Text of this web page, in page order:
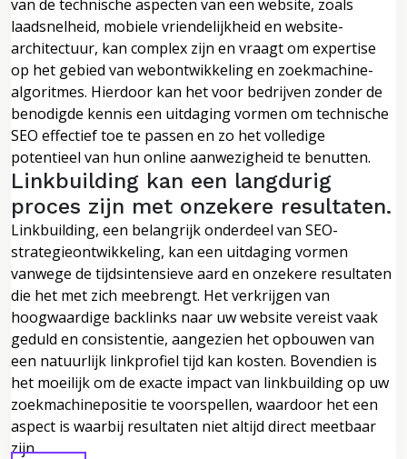
van de technische aspecten van een website, zoals
laadsnelheid, mobiele vriendelijkheid en website-
architectuur, kan complex zijn en vraagt om expertise
op het gebied van webontwikkeling en zoekmachine-
algoritmes. Hierdoor kan het voor bedrijven zonder de
benodigde kennis een uitdaging vormen om technische
SEO effectief toe te passen en zo het volledige
potentieel van hun online aanwezigheid te benutten.
Linkbuilding kan een langdurig
proces zijn met onzekere resultaten.
Linkbuilding, een belangrijk onderdeel van SEO-
strategieontwikkeling, kan een uitdaging vormen
vanwege de tijdsintensieve aard en onzekere resultaten
die het met zich meebrengt. Het verkrijgen van
hoogwaardige backlinks naar uw website vereist vaak
geduld en consistentie, aangezien het opbouwen van
een natuurlijk linkprofiel tijd kan kosten. Bovendien is
het moeilijk om de exacte impact van linkbuilding op uw
zoekmachinepositie te voorspellen, waardoor het een
aspect is waarbij resultaten niet altijd direct meetbaar
zijn.